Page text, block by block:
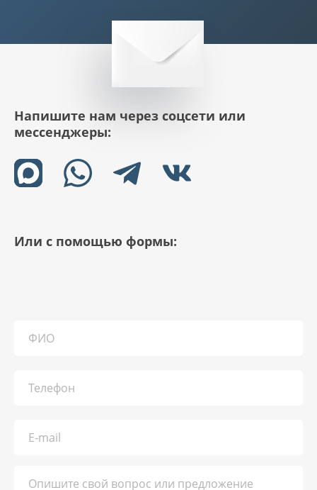
Напишите нам через соцсети или
мессенджеры:
Или с помощью формы: